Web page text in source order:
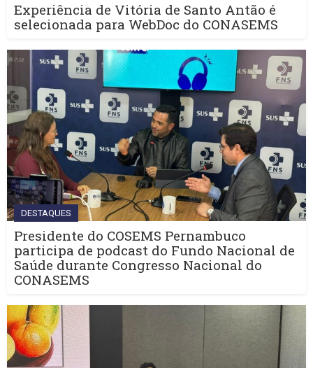
Experiência de Vitória de Santo Antão é
selecionada para WebDoc do CONASEMS
DESTAQUES
Presidente do COSEMS Pernambuco
participa de podcast do Fundo Nacional de
Saúde durante Congresso Nacional do
CONASEMS